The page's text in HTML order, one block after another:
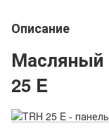
Описание
Масляный
25 E